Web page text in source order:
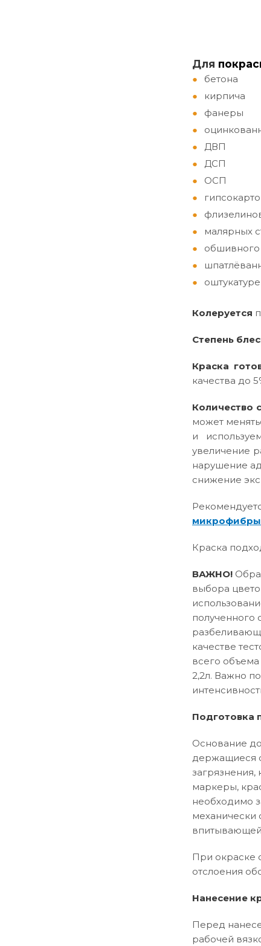
Для
бетона
кирпича
фанеры
ДВП
ДСП
ОСП
малярных
обшивного
Колеруется
Степень
Краска
качества до
Количество
может
и
увеличение
нарушение
снижение
Краска
ВАЖНО!
выбора
полученного
качестве
всего
2,2л. Важно
Подготовка
Основание
держащиеся
маркеры,
необходимо
механически
впитывающей
При окраске
отслоения
Нанесение
Перед
рабочей